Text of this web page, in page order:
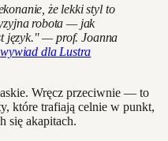
że lekki styl to
robota — jak
język." — prof. Joanna
wywiad dla Lustra
Wręcz przeciwnie — to
które trafiają celnie w punkt,
się akapitach.